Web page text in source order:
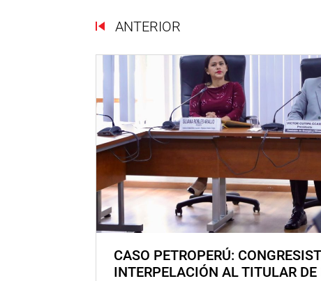
ANTERIOR
CASO PETROPERÚ:
INTERPELACIÓN AL TITULAR